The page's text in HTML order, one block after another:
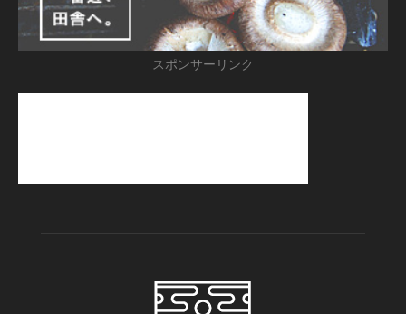
スポンサーリンク